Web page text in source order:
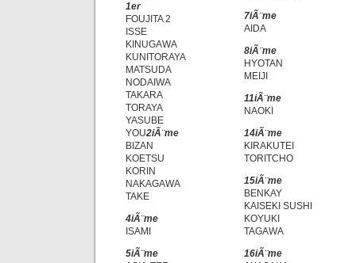
1er
FOUJITA 2
ISSE
KINUGAWA
KUNITORAYA
MATSUDA
NODAIWA
TAKARA
TORAYA
YASUBE
YOU2iÃ¨me
BIZAN
KOETSU
KORIN
NAKAGAWA
TAKE
4iÃ¨me
ISAMI
5iÃ¨me
7iÃ¨me
AIDA
8iÃ¨me
HYOTAN
MEIJI
11iÃ¨me
NAOKI
14iÃ¨me
KIRAKUTEI
TORITCHO
15iÃ¨me
BENKAY
KAISEKI SUSHI
KOYUKI
TAGAWA
16iÃ¨me